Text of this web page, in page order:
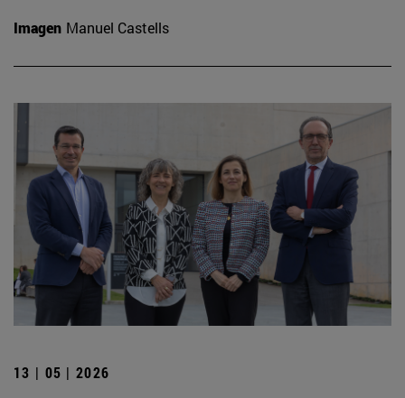
Imagen Manuel Castells
13 | 05 | 2026